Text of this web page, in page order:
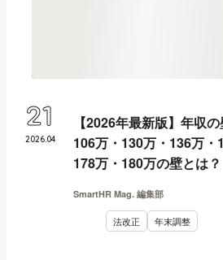
【2026年最新版】年収
106万・130万・136万・
178万・180万の壁とは？
SmartHR Mag. 編集部
法改正 年末調整
2026.04
21